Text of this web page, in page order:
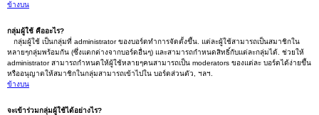
ข้างบน
กลุ่มผู้ใช้ คืออะไร?
กลุ่มผู้ใช้ เป็นกลุ่มที่ administrator ของบอร์ดทำการจัดตั้งขึ้น. แต่ละผู้ใช้สามารถเป็นสมาชิกใน
หลายๆกลุ่มพร้อมกัน (ซึ่งแตกต่างจากบอร์ดอื่นๆ) และสามารถกำหนดสิทธิ์กับแต่ละกลุ่มได้. ช่วยให้
administrator สามารถกำหนดให้ผู้ใช้หลายๆคนสามารถเป็น moderators ของแต่ละ บอร์ดได้ง่ายขึ้น
หรืออนุญาตให้สมาชิกในกลุ่มสามารถเข้าไปใน บอร์ดส่วนตัว, ฯลฯ.
ข้างบน
จะเข้าร่วมกลุ่มผู้ใช้ได้อย่างไร?